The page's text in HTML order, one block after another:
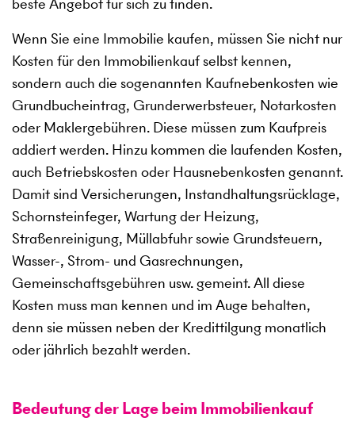
Wenn Sie eine Immobilie kaufen, müssen Sie nicht nur
Kosten für den Immobilienkauf selbst kennen,
sondern auch die sogenannten Kaufnebenkosten wie
Grundbucheintrag, Grunderwerbsteuer, Notarkosten
oder Maklergebühren. Diese müssen zum Kaufpreis
addiert werden. Hinzu kommen die laufenden Kosten,
auch Betriebskosten oder Hausnebenkosten genannt.
Damit sind Versicherungen, Instandhaltungsrücklage,
Schornsteinfeger, Wartung der Heizung,
Straßenreinigung, Müllabfuhr sowie Grundsteuern,
Wasser-, Strom- und Gasrechnungen,
Gemeinschaftsgebühren usw. gemeint. All diese
Kosten muss man kennen und im Auge behalten,
denn sie müssen neben der Kredittilgung monatlich
oder jährlich bezahlt werden.
Bedeutung der Lage beim Immobilienkauf